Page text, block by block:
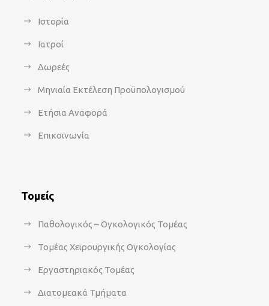
Ιστορία
Ιατροί
Δωρεές
Μηνιαία Εκτέλεση Προϋπολογισμού
Ετήσια Αναφορά
Επικοινωνία
Τομείς
Παθολογικός – Ογκολογικός Τομέας
Τομέας Χειρουργικής Ογκολογίας
Εργαστηριακός Τομέας
Διατομεακά Τμήματα